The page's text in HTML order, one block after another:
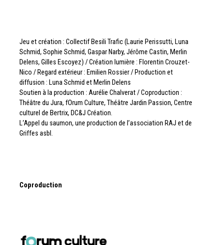
Jeu et création : Collectif Besili Trafic (Laurie Perissutti, Luna
Schmid, Sophie Schmid, Gaspar Narby, Jérôme Castin, Merlin
Delens, Gilles Escoyez) / Création lumière : Florentin Crouzet-
Nico / Regard extérieur : Emilien Rossier / Production et
diffusion : Luna Schmid et Merlin Delens
Soutien à la production : Aurélie Chalverat / Coproduction :
Théâtre du Jura, fOrum Culture, Théâtre Jardin Passion, Centre
culturel de Bertrix, DC&J Création.
L’Appel du saumon, une production de l’association RAJ et de
Griffes asbl.
Coproduction